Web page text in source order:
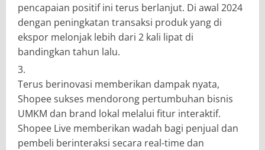
pencapaian positif ini terus berlanjut. Di awal 2024
dengan peningkatan transaksi produk yang di
ekspor melonjak lebih dari 2 kali lipat di
bandingkan tahun lalu.
Terus berinovasi memberikan dampak nyata,
Shopee sukses mendorong pertumbuhan bisnis
UMKM dan brand lokal melalui fitur interaktif.
Shopee Live memberikan wadah bagi penjual dan
pembeli berinteraksi secara real-time dan